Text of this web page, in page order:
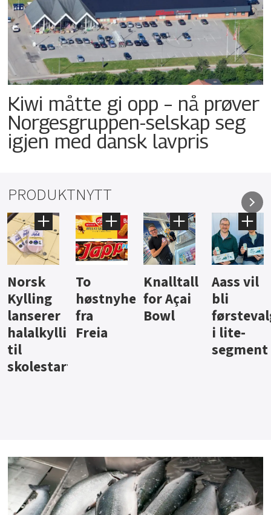
Kiwi måtte gi opp – nå prøver
Norgesgruppen-selskap seg
igjen med dansk lavpris
PRODUKTNYTT
Knalltall
for Açai
Bowl
Aass vil
bli
førstevalg
i lite-
Brus og
jus fra
Berentsen
Hard
iste fra
Hansa